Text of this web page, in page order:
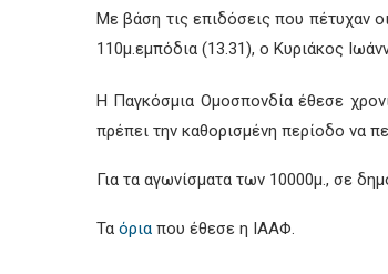
Με βάση τις επιδόσεις που πέτυχαν
110μ.εμπόδια (13.31), ο Κυριάκος
Η Παγκόσμια Ομοσπονδία έθεσε
πρέπει την καθορισμένη περίοδο να
Για τα αγωνίσματα των 10000μ., σε
Τα όρια που έθεσε η ΙΑΑΦ.